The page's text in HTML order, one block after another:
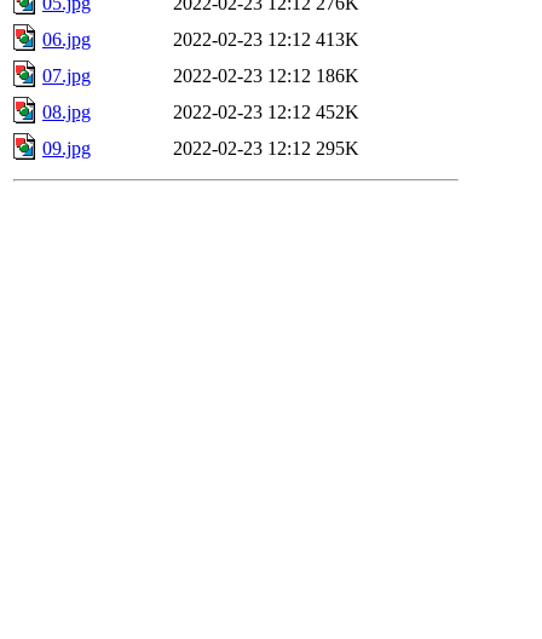
06.jpg
2022-02-23 12:12 413K
07.jpg
2022-02-23 12:12 186K
08.jpg
2022-02-23 12:12 452K
09.jpg
2022-02-23 12:12 295K